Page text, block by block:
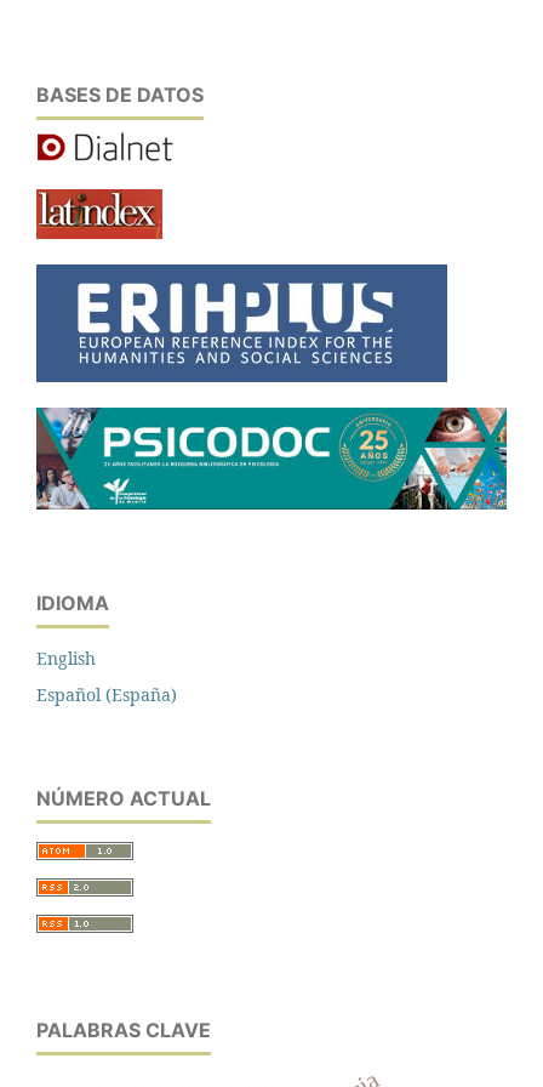
BASES DE DATOS
IDIOMA
English
Español (España)
NÚMERO ACTUAL
PALABRAS CLAVE